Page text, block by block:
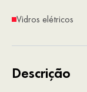
Vidros elétricos
Descrição